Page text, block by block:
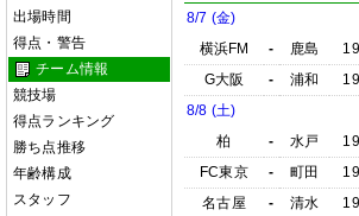
出場時間
得点・警告
チーム情報
競技場
得点ランキング
勝ち点推移
年齢構成
スタッフ
8/7 (金)
横浜FM
- 鹿島
G大阪
- 浦和
8/8 (土)
柏
- 水戸
FC東京
- 町田
名古屋
- 清水